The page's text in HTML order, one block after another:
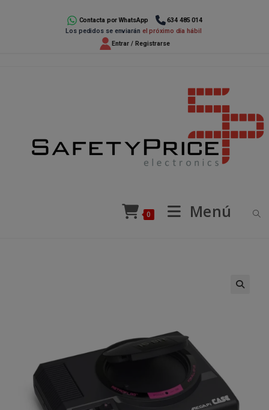
Contacta por WhatsApp
634 485 014
Los pedidos se enviarán el próximo día hábil
Entrar / Registrarse
0 Menú